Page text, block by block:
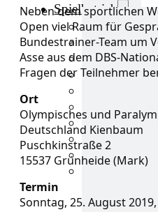
Spielbetrieb
Aktuelles
BEM &
LRL &
TTT –
Weitere
Neben dem sportlichen
Open viel Raum für
Bundestrainer-Team um
Asse aus dem DBS-
Fragen der Teilnehmer
Ort
Olympisches und
Deutschland Kienbaum
Puschkinstraße 2
15537 Grünheide (Mark)
Termin
Sonntag, 25. August